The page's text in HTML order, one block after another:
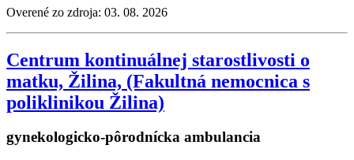
Overené zo zdroja: 03. 08. 2026
Centrum kontinuálnej starostlivosti o
matku, Žilina, (Fakultná nemocnica s
poliklinikou Žilina)
gynekologicko-pôrodnícka ambulancia